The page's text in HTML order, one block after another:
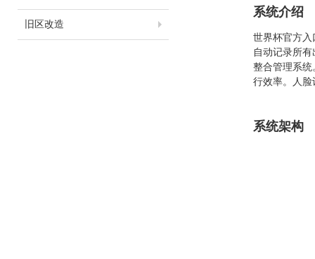
旧区改造
系统介绍
世界杯官方
自动记录所
整合管理系
行效率。人
系统架构